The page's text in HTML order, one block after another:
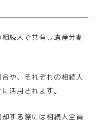
続人で共有し遺産分割
や、それぞれの相続人
活用されます。
する際には相続人全員